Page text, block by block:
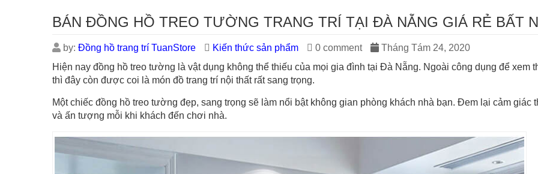
BÁN ĐỒNG HỒ TREO TƯỜNG TRANG TRÍ TẠI ĐÀ NẴNG GIÁ RẺ BẤT
by: Đồng hồ trang trí TuanStore Kiến thức sản phẩm 0 comment
Tháng Tám 24, 2020
Hiện nay đồng hồ treo tường là vật dụng không thể thiếu của mọi gia đình tại Đà Nẵng. Ngoài công dụng để xem
thì đây còn được coi là món đồ trang trí nội thất rất sang trọng.
Một chiếc đồng hồ treo tường đẹp, sang trọng sẽ làm nổi bật không gian phòng khách nhà bạn. Đem lại cảm giác
và ấn tượng mỗi khi khách đến chơi nhà.